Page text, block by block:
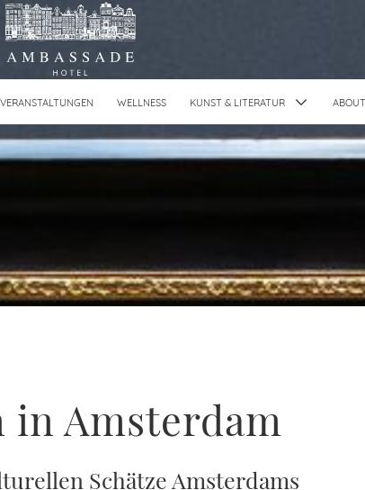
WELLNESS KUNST & LITERATUR
in Amsterdam
Schätze Amsterdams